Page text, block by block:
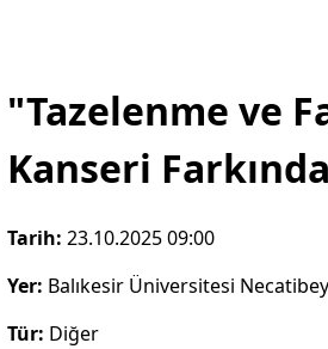
"Tazelenme ve
Kanseri
Tarih: 23.10.2025 09:00
Yer: Balıkesir Üniversitesi
Tür: Diğer